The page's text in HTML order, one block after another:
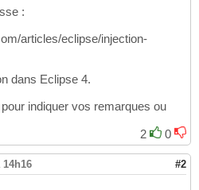
:
articles/eclipse/injection-
dans Eclipse 4.
indiquer vos remarques ou
2
0
14h16 #2